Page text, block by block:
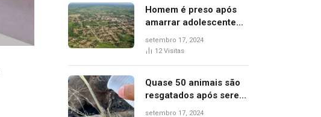
Homem é preso após
amarrar adolescente
suspeito de furto em
estaca de cerca e
setembro 17, 2024
12Visitas
Quase 50 animais são
resgatados após serem
vítimas de incêndios
setembro 17, 2024